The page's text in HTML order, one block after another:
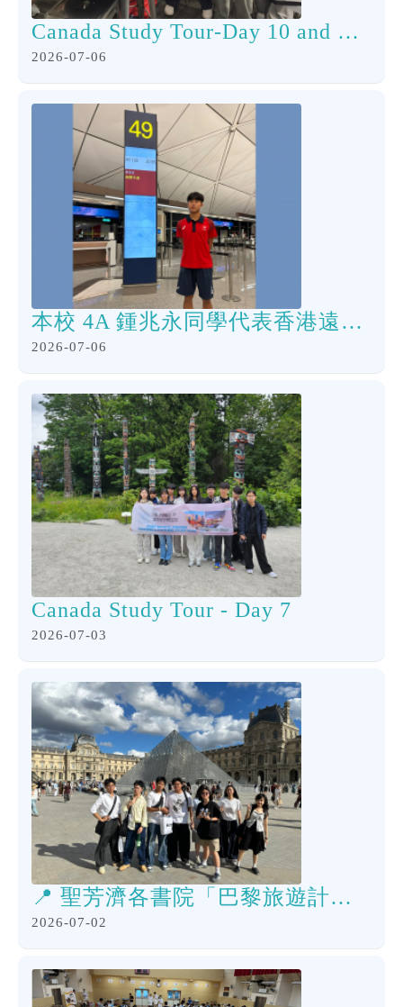
Canada Study Tour-Day 10 and Day 11
2026-07-06
本校 4A 鍾兆永同學代表香港遠赴荷蘭海牙出戰「U18 世界沙灘排球錦標賽」
2026-07-06
Canada Study Tour - Day 7
2026-07-03
📍 聖芳濟各書院「巴黎旅遊計劃」Day 4！
2026-07-02